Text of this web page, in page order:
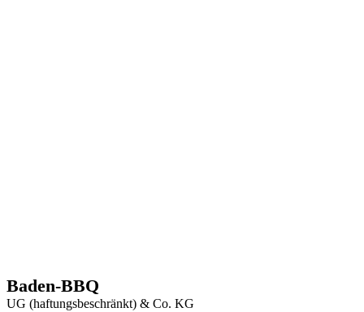
Baden-BBQ
UG (haftungsbeschränkt) & Co. KG